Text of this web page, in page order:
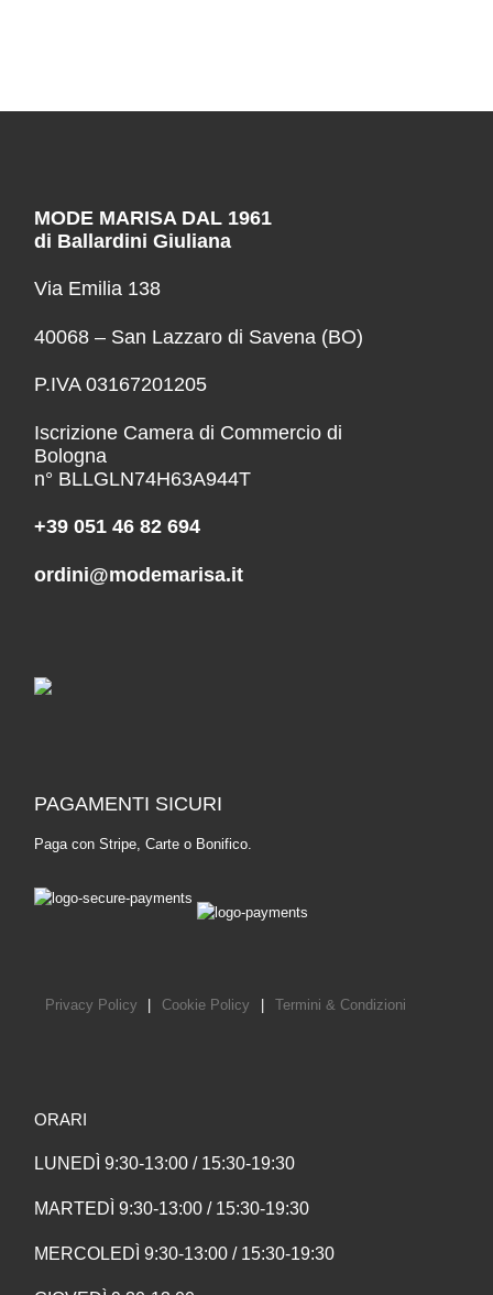
MODE MARISA DAL 1961
di Ballardini Giuliana
Via Emilia 138
40068 – San Lazzaro di Savena (BO)
P.IVA 03167201205
Iscrizione Camera di Commercio di
Bologna
n° BLLGLN74H63A944T
+39 051 46 82 694
ordini@modemarisa.it
PAGAMENTI SICURI
Paga con Stripe, Carte o Bonifico.
Privacy Policy Cookie Policy Termini & Condizioni
ORARI
LUNEDÌ 9:30-13:00 / 15:30-19:30
MARTEDÌ 9:30-13:00 / 15:30-19:30
MERCOLEDÌ 9:30-13:00 / 15:30-19:30